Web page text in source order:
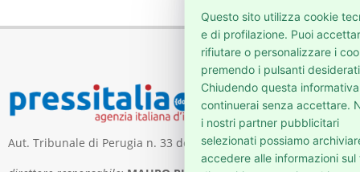
Aut. Tribunale di Perugia n. 33 del 5 maggio 2006
Questo sito utilizza cookie
e di profilazione. Puoi
rifiutare o personalizzare i
premendo i pulsanti
Chiudendo questa informativa
continuerai senza accettare.
i nostri partner pubblicitari
selezionati possiamo
accedere alle informazioni sul